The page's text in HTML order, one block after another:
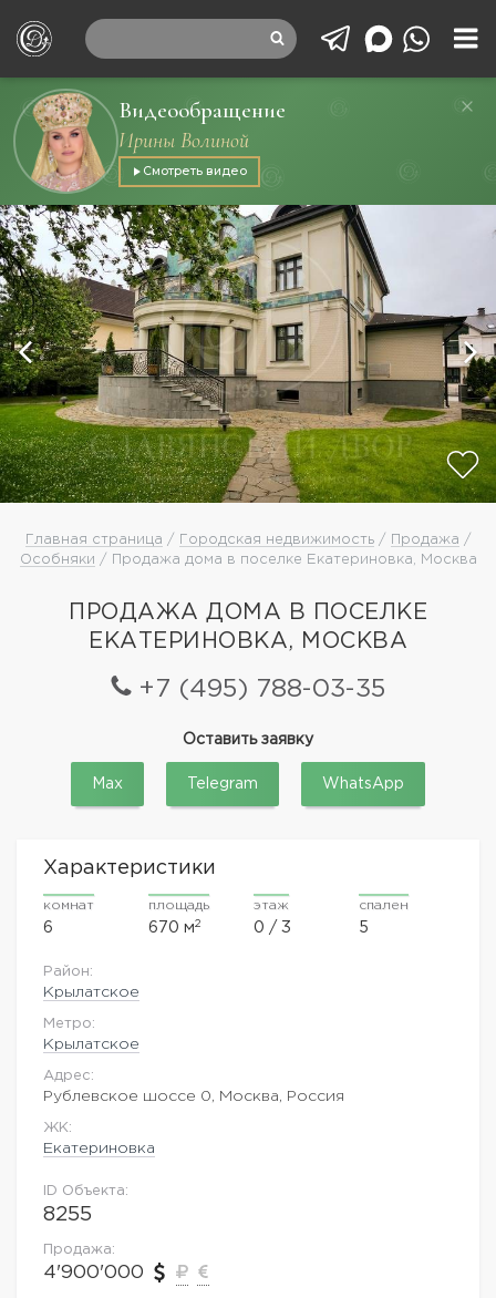
Видеообращение
Ирины Волиной
Смотреть видео
Главная страница / Городская недвижимость/ Продажа /
Особняки / Продажа дома в поселке Екатериновка, Москва
ПРОДАЖА ДОМА В ПОСЕЛКЕ
ЕКАТЕРИНОВКА, МОСКВА
+7 (495) 788-03-35
Оставить заявку
Max Telegram WhatsApp
Характеристики
комнат
6
площадь
670 м2
этаж
0 / 3
спален
5
Район:
Крылатское
Метро:
Крылатское
Адрес:
Рублевское шоссе 0, Москва, Россия
ЖK:
Екатериновка
ID Объекта:
8255
Продажа:
4'900'000